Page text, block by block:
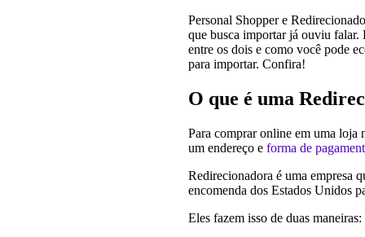
Personal Shopper e
que busca importar já ouviu
entre os dois e como você pode
para importar. Confira!
O que é uma
Para comprar online em uma loja
um endereço eforma de
Redirecionadora é uma empresa
encomenda dos Estados Unidos
Eles fazem isso de duas maneiras: